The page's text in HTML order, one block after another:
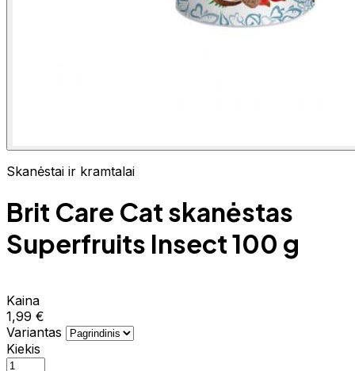
Skanėstai ir kramtalai
Brit Care Cat skanėstas
Superfruits Insect 100 g
Kaina
1,99 €
Variantas
Kiekis